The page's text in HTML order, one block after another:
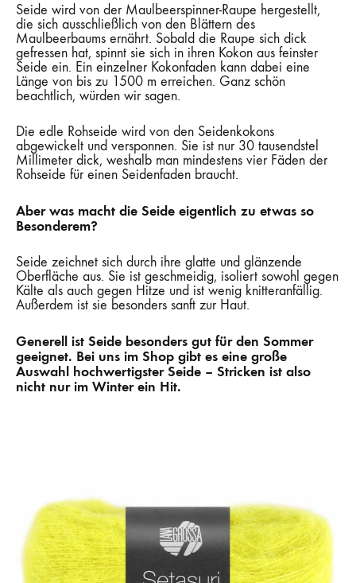
Seide wird von der Maulbeerspinner-Raupe hergestellt,
die sich ausschließlich von den Blättern des
Maulbeerbaums ernährt. Sobald die Raupe sich dick
gefressen hat, spinnt sie sich in ihren Kokon aus feinster
Seide ein. Ein einzelner Kokonfaden kann dabei eine
Länge von bis zu 1500 m erreichen. Ganz schön
beachtlich, würden wir sagen.
Die edle Rohseide wird von den Seidenkokons
abgewickelt und versponnen. Sie ist nur 30 tausendstel
Millimeter dick, weshalb man mindestens vier Fäden der
Rohseide für einen Seidenfaden braucht.
Aber was macht die Seide eigentlich zu etwas so
Besonderem?
Seide zeichnet sich durch ihre glatte und glänzende
Oberfläche aus. Sie ist geschmeidig, isoliert sowohl gegen
Kälte als auch gegen Hitze und ist wenig knitteranfällig.
Außerdem ist sie besonders sanft zur Haut.
Generell ist Seide besonders gut für den Sommer
geeignet. Bei uns im Shop gibt es eine große
Auswahl hochwertigster Seide – Stricken ist also
nicht nur im Winter ein Hit.